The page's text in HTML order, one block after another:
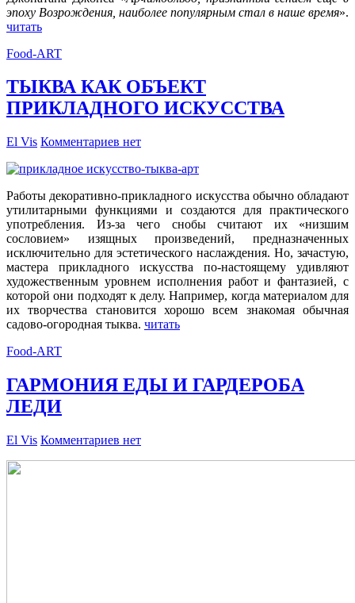
эпоху Возрождения, наиболее популярным стал в наше время».
читать
Food-ART
ТЫКВА КАК ОБЪЕКТ
ПРИКЛАДНОГО ИСКУССТВА
El Vis Комментариев нет
Работы декоративно-прикладного искусства обычно обладают
утилитарными функциями и создаются для практического
употребления. Из-за чего снобы считают их «низшим
сословием» изящных произведений, предназначенных
исключительно для эстетического наслаждения. Но, зачастую,
мастера прикладного искусства по-настоящему удивляют
художественным уровнем исполнения работ и фантазией, с
которой они подходят к делу. Например, когда материалом для
их творчества становится хорошо всем знакомая обычная
садово-огородная тыква. читать
Food-ART
ГАРМОНИЯ ЕДЫ И ГАРДЕРОБА
ЛЕДИ
El Vis Комментариев нет